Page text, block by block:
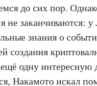
до сих пор.
не заканчиваются:
знания о
создания
одну интересную
Накамото искал